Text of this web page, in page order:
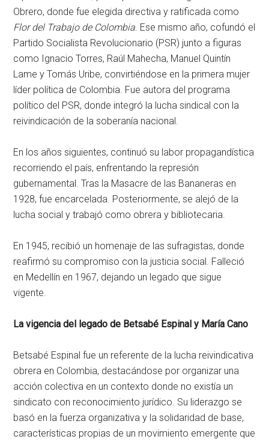
Obrero, donde fue elegida directiva y ratificada como
Flor del Trabajo de Colombia . Ese mismo año, cofundó el
Partido Socialista Revolucionario (PSR) junto a figuras
como Ignacio Torres, Raúl Mahecha, Manuel Quintín
Lame y Tomás Uribe, convirtiéndose en la primera mujer
líder política de Colombia. Fue autora del programa
político del PSR, donde integró la lucha sindical con la
reivindicación de la soberanía nacional.
En los años siguientes, continuó su labor propagandística
recorriendo el país, enfrentando la represión
gubernamental. Tras la Masacre de las Bananeras en
1928, fue encarcelada. Posteriormente, se alejó de la
lucha social y trabajó como obrera y bibliotecaria.
En 1945, recibió un homenaje de las sufragistas, donde
reafirmó su compromiso con la justicia social. Falleció
en Medellín en 1967, dejando un legado que sigue
vigente.
La vigencia del legado de Betsabé Espinal y María Cano
Betsabé Espinal fue un referente de la lucha reivindicativa
obrera en Colombia, destacándose por organizar una
acción colectiva en un contexto donde no existía un
sindicato con reconocimiento jurídico. Su liderazgo se
basó en la fuerza organizativa y la solidaridad de base,
características propias de un movimiento emergente que